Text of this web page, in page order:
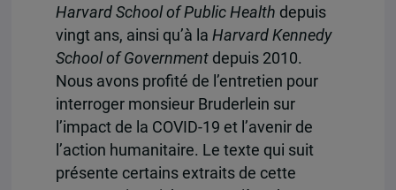
Harvard School of Public Health depuis
vingt ans, ainsi qu’à la Harvard Kennedy
School of Governmentdepuis 2010.
Nous avons profité de l’entretien pour
interroger monsieur Bruderlein sur
l’impact de la COVID-19 et l’avenir de
l’action humanitaire. Le texte qui suit
présente certains extraits de cette